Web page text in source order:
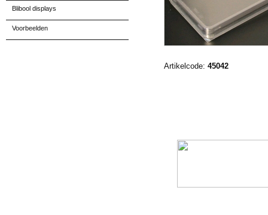
Blibool displays
Voorbeelden
Artikelcode: 45042